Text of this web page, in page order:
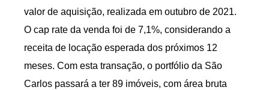
valor de aquisição, realizada em outubro de 2021.
O cap rate da venda foi de 7,1%, considerando a
receita de locação esperada dos próximos 12
meses. Com esta transação, o portfólio da São
Carlos passará a ter 89 imóveis, com área bruta